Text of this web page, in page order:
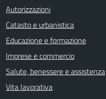
Autorizzazioni
Catasto e urbanistica
Educazione e formazione
Imprese e commercio
Salute, benessere e assistenza
Vita lavorativa